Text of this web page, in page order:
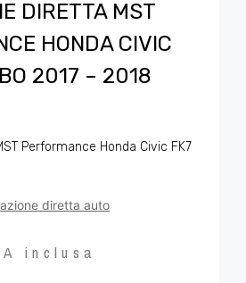
DIRETTA MST
HONDA CIVIC
2017 – 2018
Performance Honda Civic FK7
diretta auto
inclusa